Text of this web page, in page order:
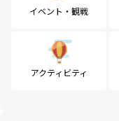
イベント・観戦
アクティビティ